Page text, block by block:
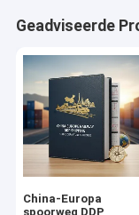
Geadviseerde
China-Europa
spoorweg DDP